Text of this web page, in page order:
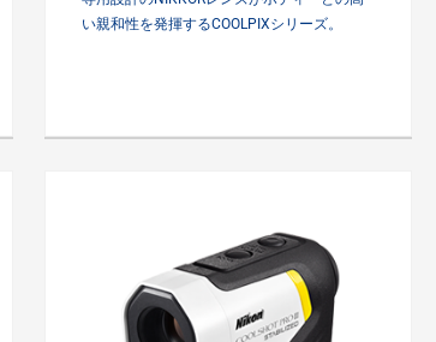
い親和性を発揮するCOOLPIXシリーズ。